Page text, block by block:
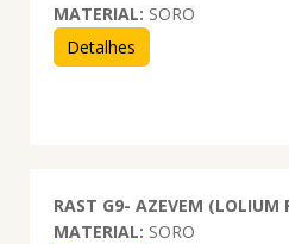
MATERIAL: SORO
Detalhes
RAST G9- AZEVEM (LOLIUM
MATERIAL: SORO